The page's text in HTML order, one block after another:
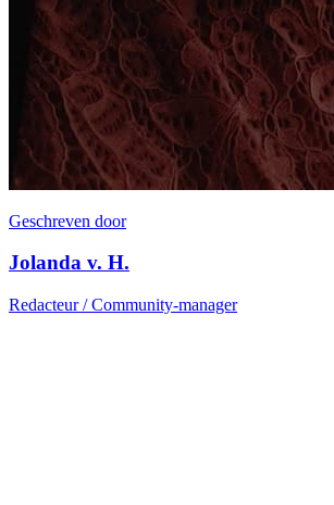
Geschreven door
Jolanda v. H.
Redacteur / Community-manager